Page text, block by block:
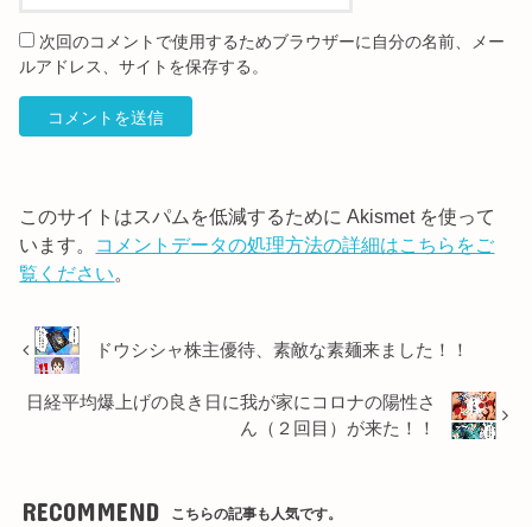
次回のコメントで使用するためブラウザーに自分の名前、メー
ルアドレス、サイトを保存する。
このサイトはスパムを低減するために Akismet を使って
います。 コメントデータの処理方法の詳細はこちらをご
覧ください。
ドウシシャ株主優待、素敵な素麺来ました！！
日経平均爆上げの良き日に我が家にコロナの陽性さ
ん（２回目）が来た！！
RECOMMEND こちらの記事も人気です。